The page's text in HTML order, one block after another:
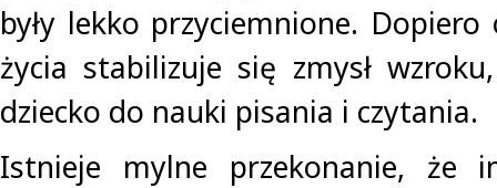
były lekko przyciemnione.
życia stabilizuje się zmysł
dziecko do nauki pisania i czytania.
Istnieje mylne przekonanie, że